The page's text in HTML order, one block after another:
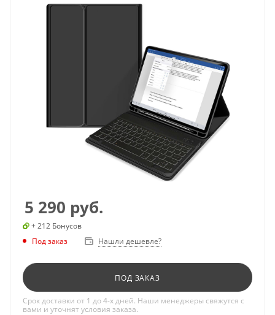
5 290 руб.
+ 212 Бонусов
Под заказ
Нашли дешевле?
ПОД ЗАКАЗ
Срок доставки от 1 до 4-х дней. Наши менеджеры свяжутся с
вами и уточнят условия заказа.